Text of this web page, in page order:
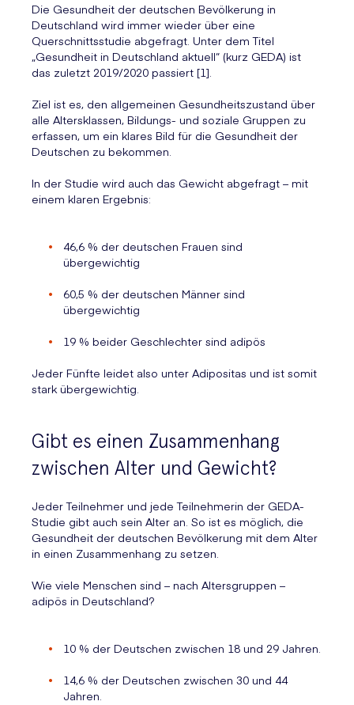
Die Gesundheit der deutschen Bevölkerung in
Deutschland wird immer wieder über eine
Querschnittsstudie abgefragt. Unter dem Titel
„Gesundheit in Deutschland aktuell“ (kurz GEDA) ist
das zuletzt 2019/2020 passiert [1].
Ziel ist es, den allgemeinen Gesundheitszustand über
alle Altersklassen, Bildungs- und soziale Gruppen zu
erfassen, um ein klares Bild für die Gesundheit der
Deutschen zu bekommen.
In der Studie wird auch das Gewicht abgefragt – mit
einem klaren Ergebnis:
46,6 % der deutschen Frauen sind
übergewichtig
60,5 % der deutschen Männer sind
übergewichtig
19 % beider Geschlechter sind adipös
Jeder Fünfte leidet also unter Adipositas und ist somit
stark übergewichtig.
Gibt es einen Zusammenhang
zwischen Alter und Gewicht?
Jeder Teilnehmer und jede Teilnehmerin der GEDA-
Studie gibt auch sein Alter an. So ist es möglich, die
Gesundheit der deutschen Bevölkerung mit dem Alter
in einen Zusammenhang zu setzen.
Wie viele Menschen sind – nach Altersgruppen –
adipös in Deutschland?
10 % der Deutschen zwischen 18 und 29 Jahren.
14,6 % der Deutschen zwischen 30 und 44
Jahren.